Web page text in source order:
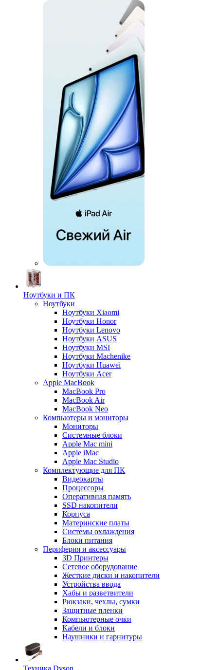
Ноутбуки и ПК
Ноутбуки
Ноутбуки Xiaomi
Ноутбуки Honor
Ноутбуки Lenovo
Ноутбуки ASUS
Ноутбуки MSI
Ноутбуки Machenike
Ноутбуки Huawei
Ноутбуки Acer
Apple MacBook
MacBook Pro
MacBook Air
MacBook Neo
Компьютеры и мониторы
Мониторы
Системные блоки
Apple Mac mini
Apple iMac
Apple Mac Studio
Комплектующие для ПК
Видеокарты
Процессоры
Оперативная память
SSD накопители
Корпуса
Материнские платы
Системы охлаждения
Блоки питания
Периферия и аксессуары
3D Принтеры
Сетевое оборудование
Жесткие диски и накопители
Устройства ввода
Хабы и разветвители
Рюкзаки, чехлы, сумки
Защитные пленки
Компьютерные очки
Кабели и блоки
Наушники и гарнитуры
Техника Dyson